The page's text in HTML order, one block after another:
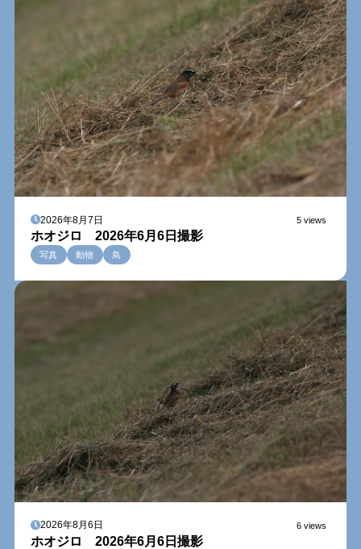
2026年8月7日 5 views
ホオジロ 2026年6月6日撮影
写真 動物 鳥
2026年8月6日 6 views
ホオジロ 2026年6月6日撮影